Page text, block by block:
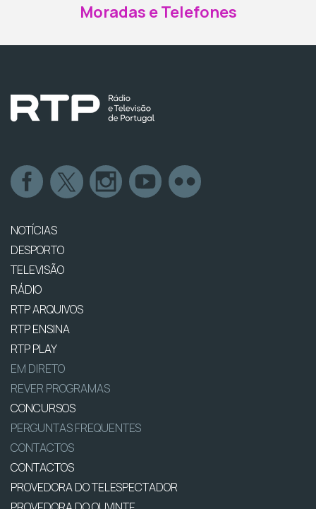
Moradas e Telefones
NOTÍCIAS
DESPORTO
TELEVISÃO
RÁDIO
RTP ARQUIVOS
RTP ENSINA
RTP PLAY
EM DIRETO
REVER PROGRAMAS
CONCURSOS
PERGUNTAS FREQUENTES
CONTACTOS
CONTACTOS
PROVEDORA DO TELESPECTADOR